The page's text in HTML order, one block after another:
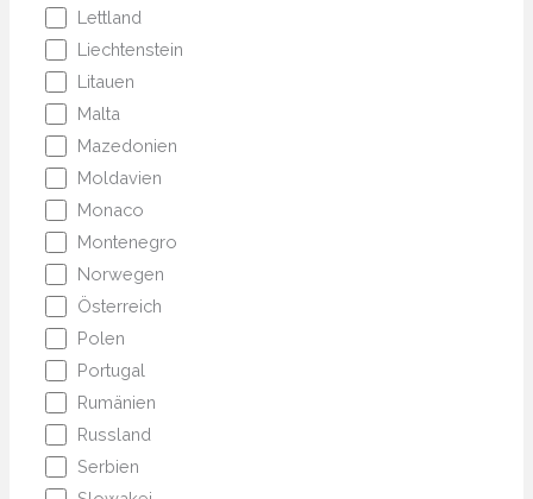
Lettland
Liechtenstein
Litauen
Malta
Mazedonien
Moldavien
Monaco
Montenegro
Norwegen
Österreich
Polen
Portugal
Rumänien
Russland
Serbien